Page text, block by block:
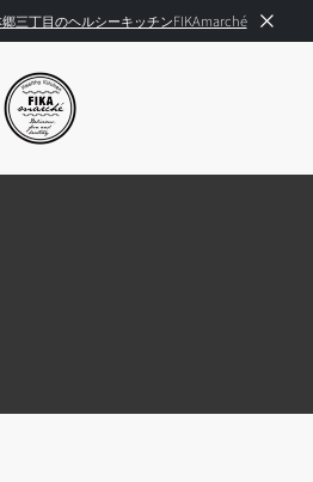
三丁目のヘルシーキッチンFIKAmarché